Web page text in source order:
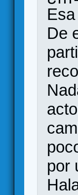
De
por